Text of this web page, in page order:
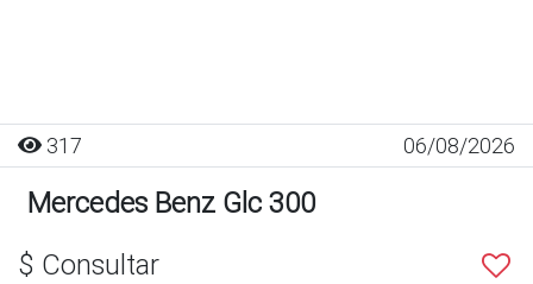
317 06/08/2026
Mercedes Benz Glc 300
$ Consultar